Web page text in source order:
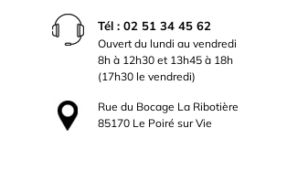
Tél : 02 51 34 45 62
Ouvert du lundi au vendredi
8h à 12h30 et 13h45 à 18h
(17h30 le vendredi)
Rue du Bocage La Ribotière
85170 Le Poiré sur Vie